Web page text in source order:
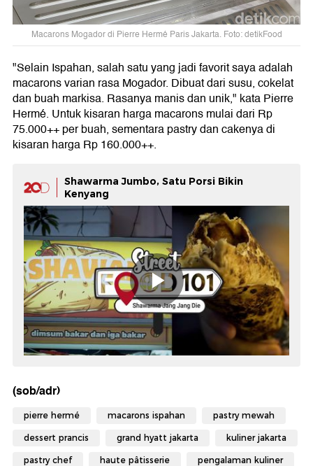
Macarons Mogador di Pierre Hermé Paris Jakarta. Foto: detikFood
"Selain Ispahan, salah satu yang jadi favorit saya adalah
macarons varian rasa Mogador. Dibuat dari susu, cokelat
dan buah markisa. Rasanya manis dan unik," kata Pierre
Hermé. Untuk kisaran harga macarons mulai dari Rp
75.000++ per buah, sementara pastry dan cakenya di
kisaran harga Rp 160.000++.
Shawarma Jumbo, Satu Porsi Bikin
Kenyang
(sob/adr)
pierre hermé macarons ispahan pastry mewah
dessert prancis grand hyatt jakarta kuliner jakarta
pastry chef haute pâtisserie pengalaman kuliner